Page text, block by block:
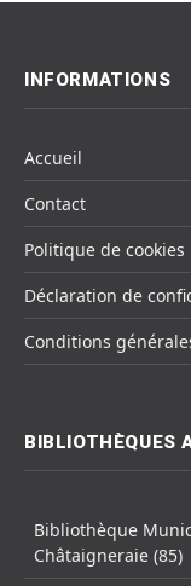
INFORMATIONS
Accueil
Contact
Politique de cookies
Déclaration de
Conditions
BIBLIOTHÈQUES
Bibliothèque
Châtaigneraie (85)